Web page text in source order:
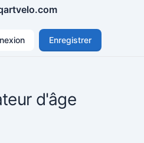
Enregistrer
d'âge